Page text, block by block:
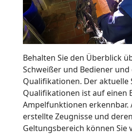
Behalten Sie den Überblick
Schweißer und Bediener und
Qualifikationen. Der aktuelle
Qualifikationen ist auf einen
Ampelfunktionen erkennbar.
erstellte Zeugnisse und deren
Geltungsbereich können Sie